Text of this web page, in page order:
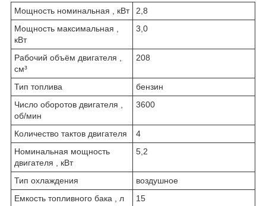
Мощность номинальная , кВт
2,8
Мощность максимальная ,
кВт
3,0
Рабочий объём двигателя ,
см³
208
Тип топлива
бензин
Число оборотов двигателя ,
об/мин
3600
Количество тактов двигателя
4
Номинальная мощность
двигателя , кВт
5,2
Тип охлаждения
воздушное
Емкость топливного бака , л
15